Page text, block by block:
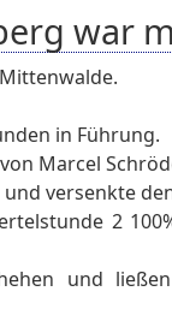
war
in Führung.
Marcel
versenkte
2
und